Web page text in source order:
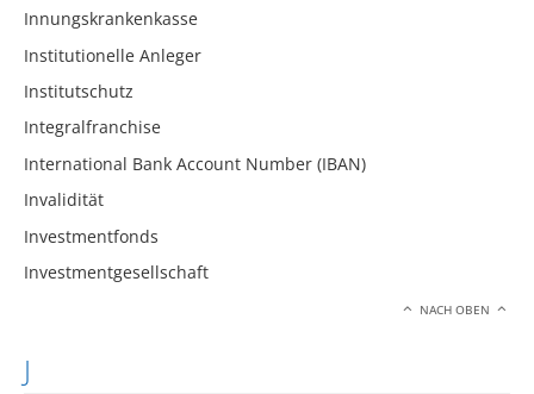
Innungskrankenkasse
Institutionelle Anleger
Institutschutz
Integralfranchise
International Bank Account Number (IBAN)
Invalidität
Investmentfonds
Investmentgesellschaft
NACH OBEN
J